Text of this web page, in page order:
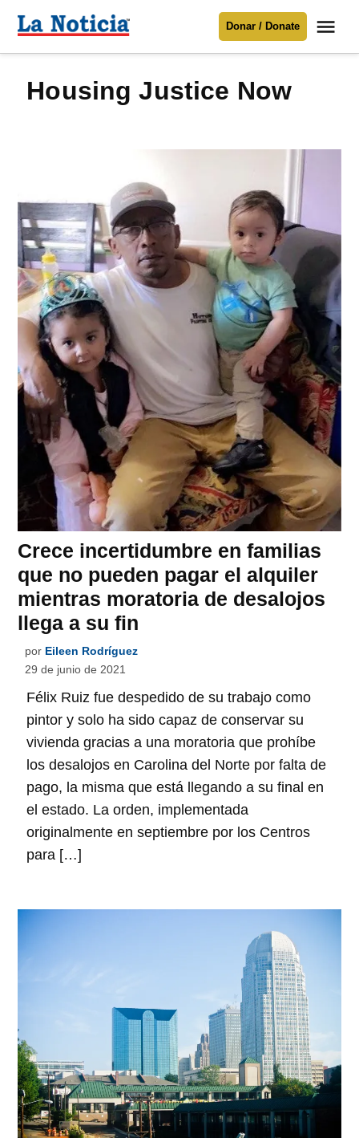
Para mantenerte informado necesitamostu apoyo
contenido
Noticia
Donar / Donate
Housing Justice Now
Crece incertidumbre en familias
que no pueden pagar el alquiler
mientras moratoria de desalojos
llega a su fin
por Eileen Rodríguez
29 de junio de 2021
Félix Ruiz fue despedido de su trabajo como
pintor y solo ha sido capaz de conservar su
vivienda gracias a una moratoria que prohíbe
los desalojos en Carolina del Norte por falta de
pago, la misma que está llegando a su final en
el estado. La orden, implementada
originalmente en septiembre por los Centros
para […]